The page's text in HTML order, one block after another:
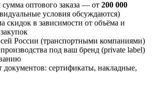
оптового заказа — от 200 000
условия обсуждаются)
скидок в зависимости от объёма и
России (транспортными компаниями)
под ваш бренд (private label)
сертификаты, накладные,